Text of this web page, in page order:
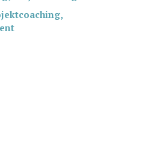
,